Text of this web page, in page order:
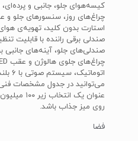
کیسه‌هوای جلو، جانبی و پرده‌ای،
چراغ‌های روز، سنسورهای جلو و
استارت بدون کلید، تهویه‌ی
صندلی‌های جلو، آینه‌های جانبی
می‌توانید در جدول مشخصات فنی
عنوان یک
روی میز جذاب باشد.
فضا